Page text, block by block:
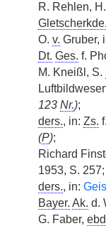
R. Rehlen,
Gletscherkde.
O. v. Gruber,
Dt. Ges. f.
M. Kneißl, S.
123 Nr.);
ders., in: Zs.
(P);
Richard
1953, S. 257;
ders., in:
Bayer. Ak. d.
G. Faber,